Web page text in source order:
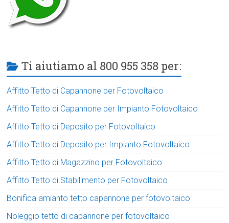
Ti aiutiamo al 800 955 358 per:
Affitto Tetto di Capannone per Fotovoltaico
Affitto Tetto di Capannone per Impianto Fotovoltaico
Affitto Tetto di Deposito per Fotovoltaico
Affitto Tetto di Deposito per Impianto Fotovoltaico
Affitto Tetto di Magazzino per Fotovoltaico
Affitto Tetto di Stabilimento per Fotovoltaico
Bonifica amianto tetto capannone per fotovoltaico
Noleggio tetto di capannone per fotovoltaico